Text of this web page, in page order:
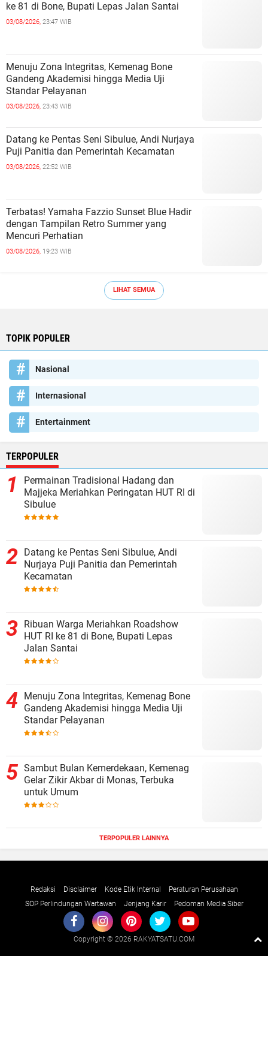
ke 81 di Bone, Bupati Lepas Jalan Santai
03/08/2026, 23:47 WIB
Menuju Zona Integritas, Kemenag Bone
Gandeng Akademisi hingga Media Uji
Standar Pelayanan
03/08/2026, 23:43 WIB
Datang ke Pentas Seni Sibulue, Andi Nurjaya
Puji Panitia dan Pemerintah Kecamatan
03/08/2026, 22:52 WIB
Terbatas! Yamaha Fazzio Sunset Blue Hadir
dengan Tampilan Retro Summer yang
Mencuri Perhatian
03/08/2026, 19:23 WIB
LIHAT SEMUA
TOPIK POPULER
Nasional
Internasional
Entertainment
TERPOPULER
Permainan Tradisional Hadang dan
Majjeka Meriahkan Peringatan HUT RI di
Sibulue
Datang ke Pentas Seni Sibulue, Andi
Nurjaya Puji Panitia dan Pemerintah
Kecamatan
Ribuan Warga Meriahkan Roadshow
HUT RI ke 81 di Bone, Bupati Lepas
Jalan Santai
Menuju Zona Integritas, Kemenag Bone
Gandeng Akademisi hingga Media Uji
Standar Pelayanan
Sambut Bulan Kemerdekaan, Kemenag
Gelar Zikir Akbar di Monas, Terbuka
untuk Umum
TERPOPULER LAINNYA
Redaksi Disclaimer Kode Etik Internal
Peraturan Perusahaan
SOP Perlindungan Wartawan
Jenjang Karir Pedoman Media Siber
Copyright © 2026 RAKYATSATU.COM
Raushan